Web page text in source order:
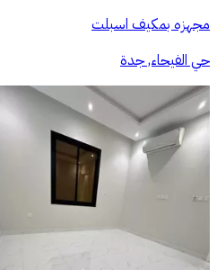
مجهزه بمكيف اسبلت
حي الفيحاء, جدة